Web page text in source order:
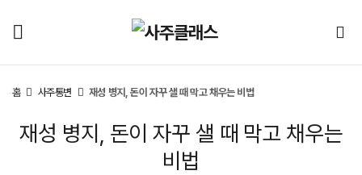
홈 사주통변 재성 병지, 돈이 자꾸 샐 때 막고 채우는 비법
재성 병지, 돈이 자꾸 샐 때 막고 채우는
비법